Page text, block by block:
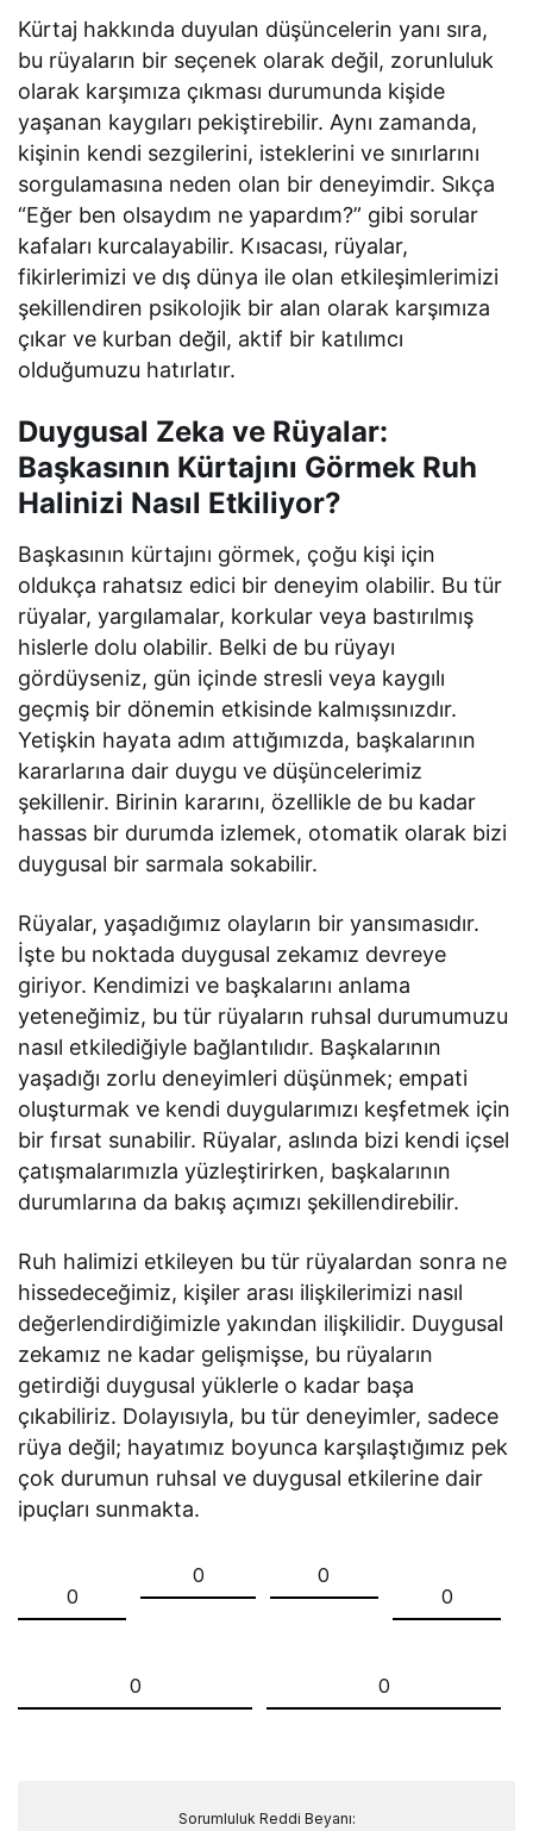
Kürtaj hakkında duyulan düşüncelerin yanı sıra,
bu rüyaların bir seçenek olarak değil, zorunluluk
olarak karşımıza çıkması durumunda kişide
yaşanan kaygıları pekiştirebilir. Aynı zamanda,
kişinin kendi sezgilerini, isteklerini ve sınırlarını
sorgulamasına neden olan bir deneyimdir. Sıkça
“Eğer ben olsaydım ne yapardım?” gibi sorular
kafaları kurcalayabilir. Kısacası, rüyalar,
fikirlerimizi ve dış dünya ile olan etkileşimlerimizi
şekillendiren psikolojik bir alan olarak karşımıza
çıkar ve kurban değil, aktif bir katılımcı
olduğumuzu hatırlatır.
Duygusal Zeka ve Rüyalar:
Başkasının Kürtajını Görmek Ruh
Halinizi Nasıl Etkiliyor?
Başkasının kürtajını görmek, çoğu kişi için
oldukça rahatsız edici bir deneyim olabilir. Bu tür
rüyalar, yargılamalar, korkular veya bastırılmış
hislerle dolu olabilir. Belki de bu rüyayı
gördüyseniz, gün içinde stresli veya kaygılı
geçmiş bir dönemin etkisinde kalmışsınızdır.
Yetişkin hayata adım attığımızda, başkalarının
kararlarına dair duygu ve düşüncelerimiz
şekillenir. Birinin kararını, özellikle de bu kadar
hassas bir durumda izlemek, otomatik olarak bizi
duygusal bir sarmala sokabilir.
Rüyalar, yaşadığımız olayların bir yansımasıdır.
İşte bu noktada duygusal zekamız devreye
giriyor. Kendimizi ve başkalarını anlama
yeteneğimiz, bu tür rüyaların ruhsal durumumuzu
nasıl etkilediğiyle bağlantılıdır. Başkalarının
yaşadığı zorlu deneyimleri düşünmek; empati
oluşturmak ve kendi duygularımızı keşfetmek için
bir fırsat sunabilir. Rüyalar, aslında bizi kendi içsel
çatışmalarımızla yüzleştirirken, başkalarının
durumlarına da bakış açımızı şekillendirebilir.
Ruh halimizi etkileyen bu tür rüyalardan sonra ne
hissedeceğimiz, kişiler arası ilişkilerimizi nasıl
değerlendirdiğimizle yakından ilişkilidir. Duygusal
zekamız ne kadar gelişmişse, bu rüyaların
getirdiği duygusal yüklerle o kadar başa
çıkabiliriz. Dolayısıyla, bu tür deneyimler, sadece
rüya değil; hayatımız boyunca karşılaştığımız pek
çok durumun ruhsal ve duygusal etkilerine dair
ipuçları sunmakta.
0
0
0
0
0 0
Sorumluluk Reddi Beyanı: